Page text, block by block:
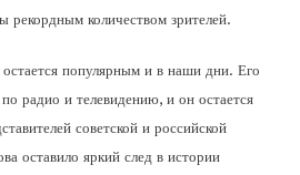
количеством зрителей.
остается популярным и в наши дни. Его
радио и телевидению, и он остается
советской и российской
оставило яркий след в истории